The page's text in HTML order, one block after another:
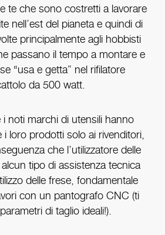
te che sono costretti a lavorare
nell’est del pianeta e quindi di
principalmente agli hobbisti
passano il tempo a montare e
“usa e getta” nel rifilatore
da 500 watt.
i noti marchi di utensili hanno
loro prodotti solo ai rivenditori,
che l’utilizzatore delle
tipo di assistenza tecnica
delle frese, fondamentale
con un pantografo CNC (ti
di taglio ideali!).